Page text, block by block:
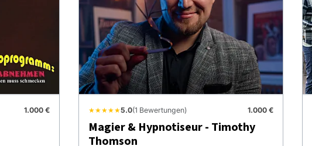
1.000 € ★★★★★5.0(1 Bewertungen) 1.000 €
Magier & Hypnotiseur - Timothy
Thomson